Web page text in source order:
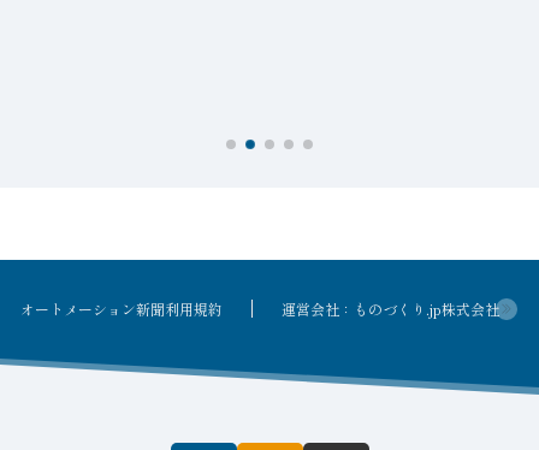
オートメーション新聞利用規約 運営会社：ものづくり.jp株式会社